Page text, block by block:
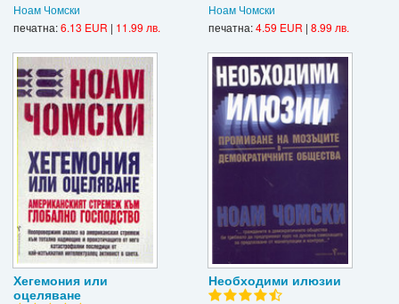
Ноам Чомски
печатна:6.13 EUR | 11.99 лв.
Ноам Чомски
печатна:4.59 EUR | 8.99 лв.
Хегемония или
оцеляване
Необходими илюзии